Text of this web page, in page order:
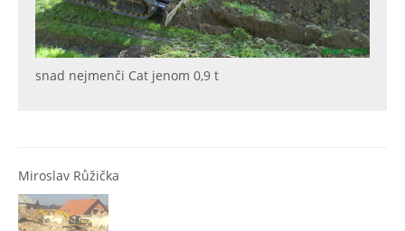
snad nejmenči Cat jenom 0,9 t
Miroslav Růžička